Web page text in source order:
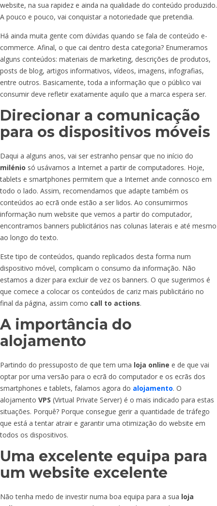
website, na sua rapidez e ainda na qualidade do conteúdo produzido.
A pouco e pouco, vai conquistar a notoriedade que pretendia.
Há ainda muita gente com dúvidas quando se fala de conteúdo e-
commerce. Afinal, o que cai dentro desta categoria? Enumeramos
alguns conteúdos: materiais de marketing, descrições de produtos,
posts de blog, artigos informativos, vídeos, imagens, infografias,
entre outros. Basicamente, toda a informação que o público vai
consumir deve refletir exatamente aquilo que a marca espera ser.
Direcionar a comunicação
para os dispositivos móveis
Daqui a alguns anos, vai ser estranho pensar que no início do
milénio só usávamos a Internet a partir de computadores. Hoje,
tablets e smartphones permitem que a Internet ande connosco em
todo o lado. Assim, recomendamos que adapte também os
conteúdos ao ecrã onde estão a ser lidos. Ao consumirmos
informação num website que vemos a partir do computador,
encontramos banners publicitários nas colunas laterais e até mesmo
ao longo do texto.
Este tipo de conteúdos, quando replicados desta forma num
dispositivo móvel, complicam o consumo da informação. Não
estamos a dizer para excluir de vez os banners. O que sugerimos é
que comece a colocar os conteúdos de cariz mais publicitário no
final da página, assim como call to actions.
A importância do
alojamento
Partindo do pressuposto de que tem uma loja online e de que vai
optar por uma versão para o ecrã do computador e os ecrãs dos
smartphones e tablets, falamos agora do alojamento. O
alojamento VPS (Virtual Private Server) é o mais indicado para estas
situações. Porquê? Porque consegue gerir a quantidade de tráfego
que está a tentar atrair e garantir uma otimização do website em
todos os dispositivos.
Uma excelente equipa para
um website excelente
Não tenha medo de investir numa boa equipa para a sua loja